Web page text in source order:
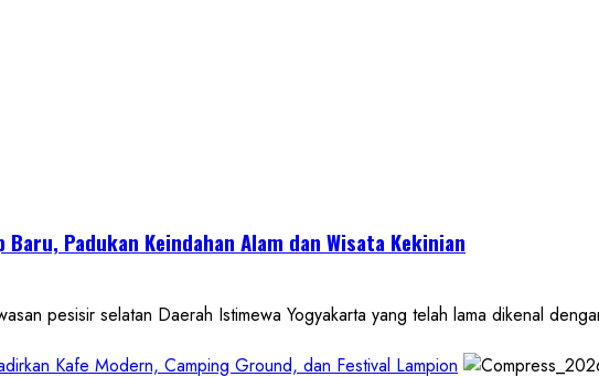
Baru, Padukan Keindahan Alam dan Wisata Kekinian
pesisir selatan Daerah Istimewa Yogyakarta yang telah lama dikenal
Kafe Modern, Camping Ground, dan Festival Lampion